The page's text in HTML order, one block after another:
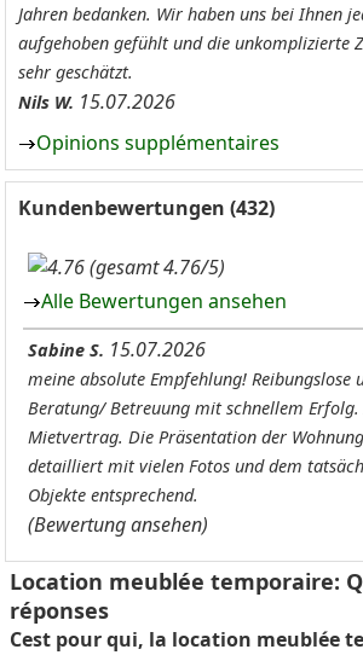
Jahren bedanken. Wir haben uns bei Ihnen
aufgehoben gefühlt und die unkomplizierte
sehr geschätzt.
Nils W. 15.07.2026
Opinions supplémentaires
Kundenbewertungen (432)
(gesamt 4.76/5)
Alle Bewertungen ansehen
Sabine S. 15.07.2026
meine absolute Empfehlung! Reibungslose
Beratung/ Betreuung mit schnellem Erfolg.
Mietvertrag. Die Präsentation der
detailliert mit vielen Fotos und dem
Objekte entsprechend.
(Bewertung ansehen)
Location meublée temporaire:
réponses
Cest pour qui, la location meublée